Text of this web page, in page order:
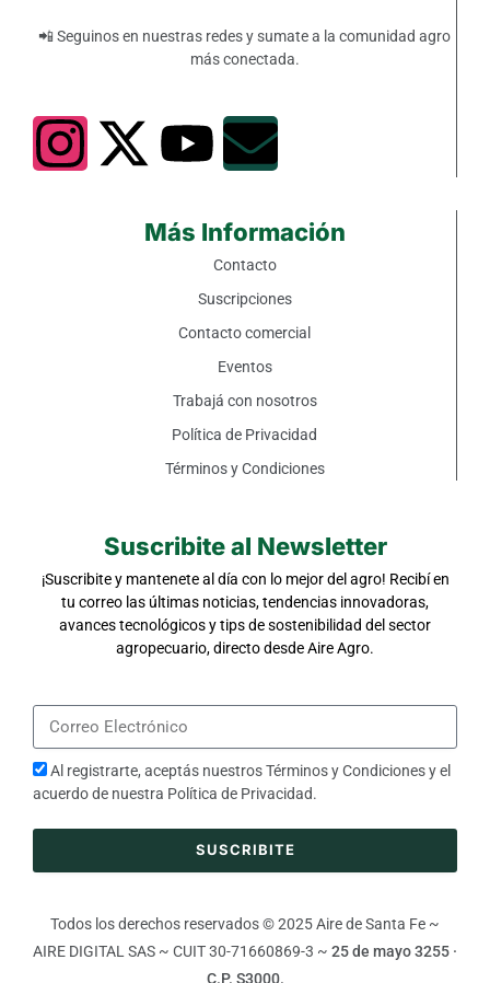
📲 Seguinos en nuestras redes y sumate a la comunidad agro
más conectada.
Más Información
Contacto
Suscripciones
Contacto comercial
Eventos
Trabajá con nosotros
Política de Privacidad
Términos y Condiciones
Suscribite al Newsletter
¡Suscribite y mantenete al día con lo mejor del agro! Recibí en
tu correo las últimas noticias, tendencias innovadoras,
avances tecnológicos y tips de sostenibilidad del sector
agropecuario, directo desde Aire Agro.
Al registrarte, aceptás nuestrosTérminos y Condicionesy el
acuerdo de nuestra Política de Privacidad.
SUSCRIBITE
Todos los derechos reservados © 2025 Aire de Santa Fe ~
AIRE DIGITAL SAS ~ CUIT 30-71660869-3 ~ 25 de mayo 3255 ·
C.P. S3000.